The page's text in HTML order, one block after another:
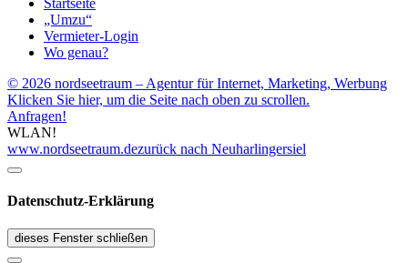
„Umzu“
Vermieter-Login
Wo genau?
© 2026 nordseetraum – Agentur für Internet, Marketing, Werbung
Klicken Sie hier, um die Seite nach oben zu scrollen.
Anfragen!
WLAN!
www.nordseetraum.dezurück nach Neuharlingersiel
Datenschutz-Erklärung
dieses Fenster schließen